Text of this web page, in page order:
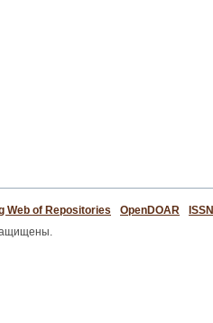
Web of Repositories OpenDOAR ISSN